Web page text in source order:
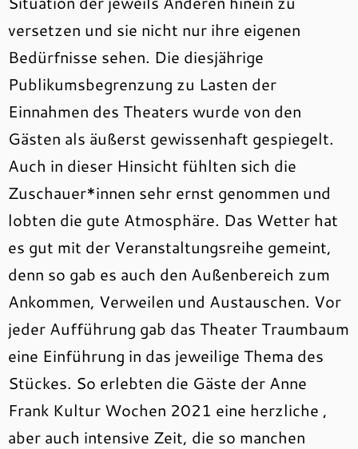
versetzen und sie nicht nur ihre eigenen
Bedürfnisse sehen. Die diesjährige
Publikumsbegrenzung zu Lasten der
Einnahmen des Theaters wurde von den
Gästen als äußerst gewissenhaft gespiegelt.
Auch in dieser Hinsicht fühlten sich die
Zuschauer*innen sehr ernst genommen und
lobten die gute Atmosphäre. Das Wetter hat
es gut mit der Veranstaltungsreihe gemeint,
denn so gab es auch den Außenbereich zum
Ankommen, Verweilen und Austauschen. Vor
jeder Aufführung gab das Theater Traumbaum
eine Einführung in das jeweilige Thema des
Stückes. So erlebten die Gäste der Anne
Frank Kultur Wochen 2021 eine herzliche ,
aber auch intensive Zeit, die so manchen